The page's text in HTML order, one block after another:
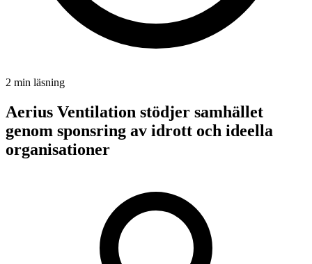
2 min läsning
Aerius Ventilation stödjer samhället
genom sponsring av idrott och ideella
organisationer